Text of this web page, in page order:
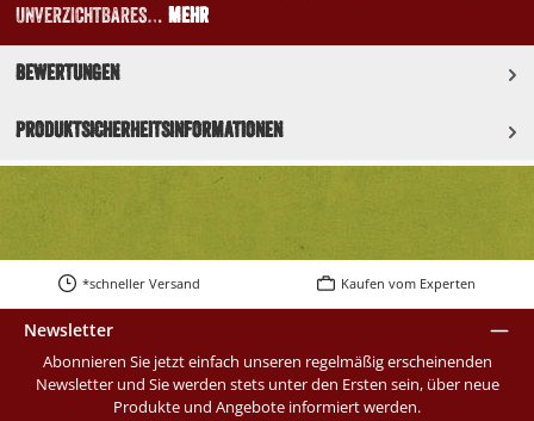
unverzichtbares… Mehr
Bewertungen
Produktsicherheitsinformationen
*schneller Versand Kaufen vom Experten
Newsletter
Abonnieren Sie jetzt einfach unseren regelmäßig erscheinenden
Newsletter und Sie werden stets unter den Ersten sein, über neue
Produkte und Angebote informiert werden.